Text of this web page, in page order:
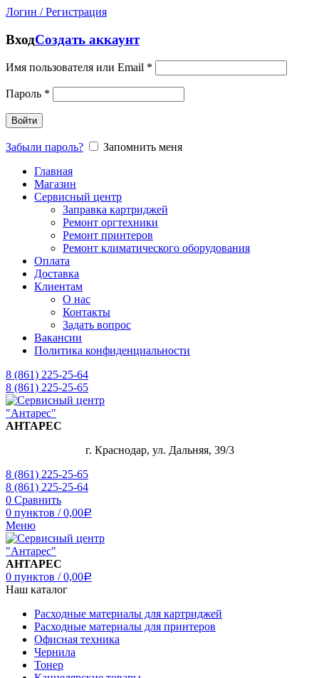
Логин / Регистрация
ВходСоздать аккаунт
Имя пользователя или Email *
Пароль *
Войти
Забыли пароль?
Запомнить меня
Главная
Магазин
Сервисный центр
Заправка картриджей
Ремонт оргтехники
Ремонт принтеров
Ремонт климатического оборудования
Оплата
Доставка
Клиентам
О нас
Контакты
Задать вопрос
Вакансии
Политика конфиденциальности
8 (861) 225-25-64
8 (861) 225-25-65
АНТАРЕС
г. Краснодар, ул. Дальняя, 39/3
8 (861) 225-25-65
8 (861) 225-25-64
0 Сравнить
0 пунктов / 0,00Р
Меню
АНТАРЕС
0 пунктов / 0,00Р
Наш каталог
Расходные материалы для картриджей
Расходные материалы для принтеров
Офисная техника
Чернила
Тонер